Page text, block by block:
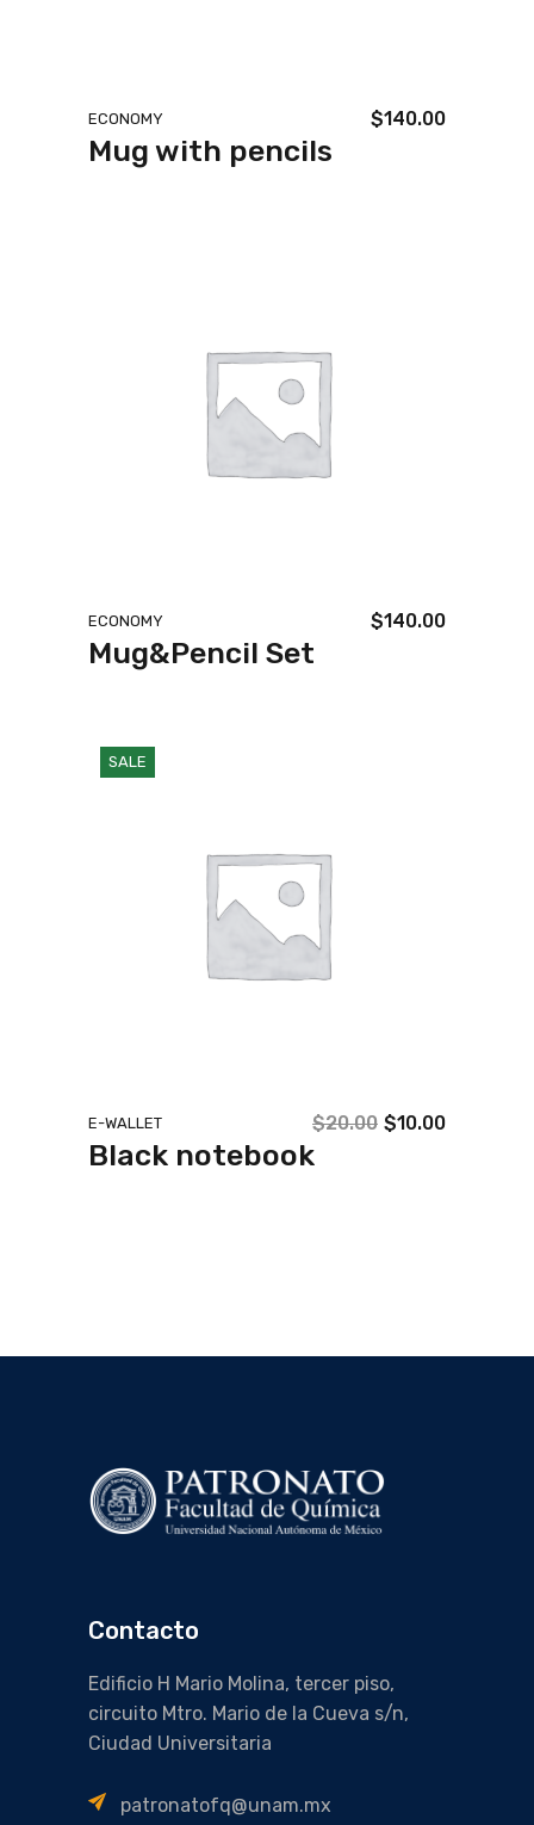
ECONOMY $140.00
Mug with pencils
ECONOMY $140.00
Mug&Pencil Set
SALE
E-WALLET $20.00 $10.00
Black notebook
Contacto
Edificio H Mario Molina, tercer piso,
circuito Mtro. Mario de la Cueva s/n,
Ciudad Universitaria
patronatofq@unam.mx